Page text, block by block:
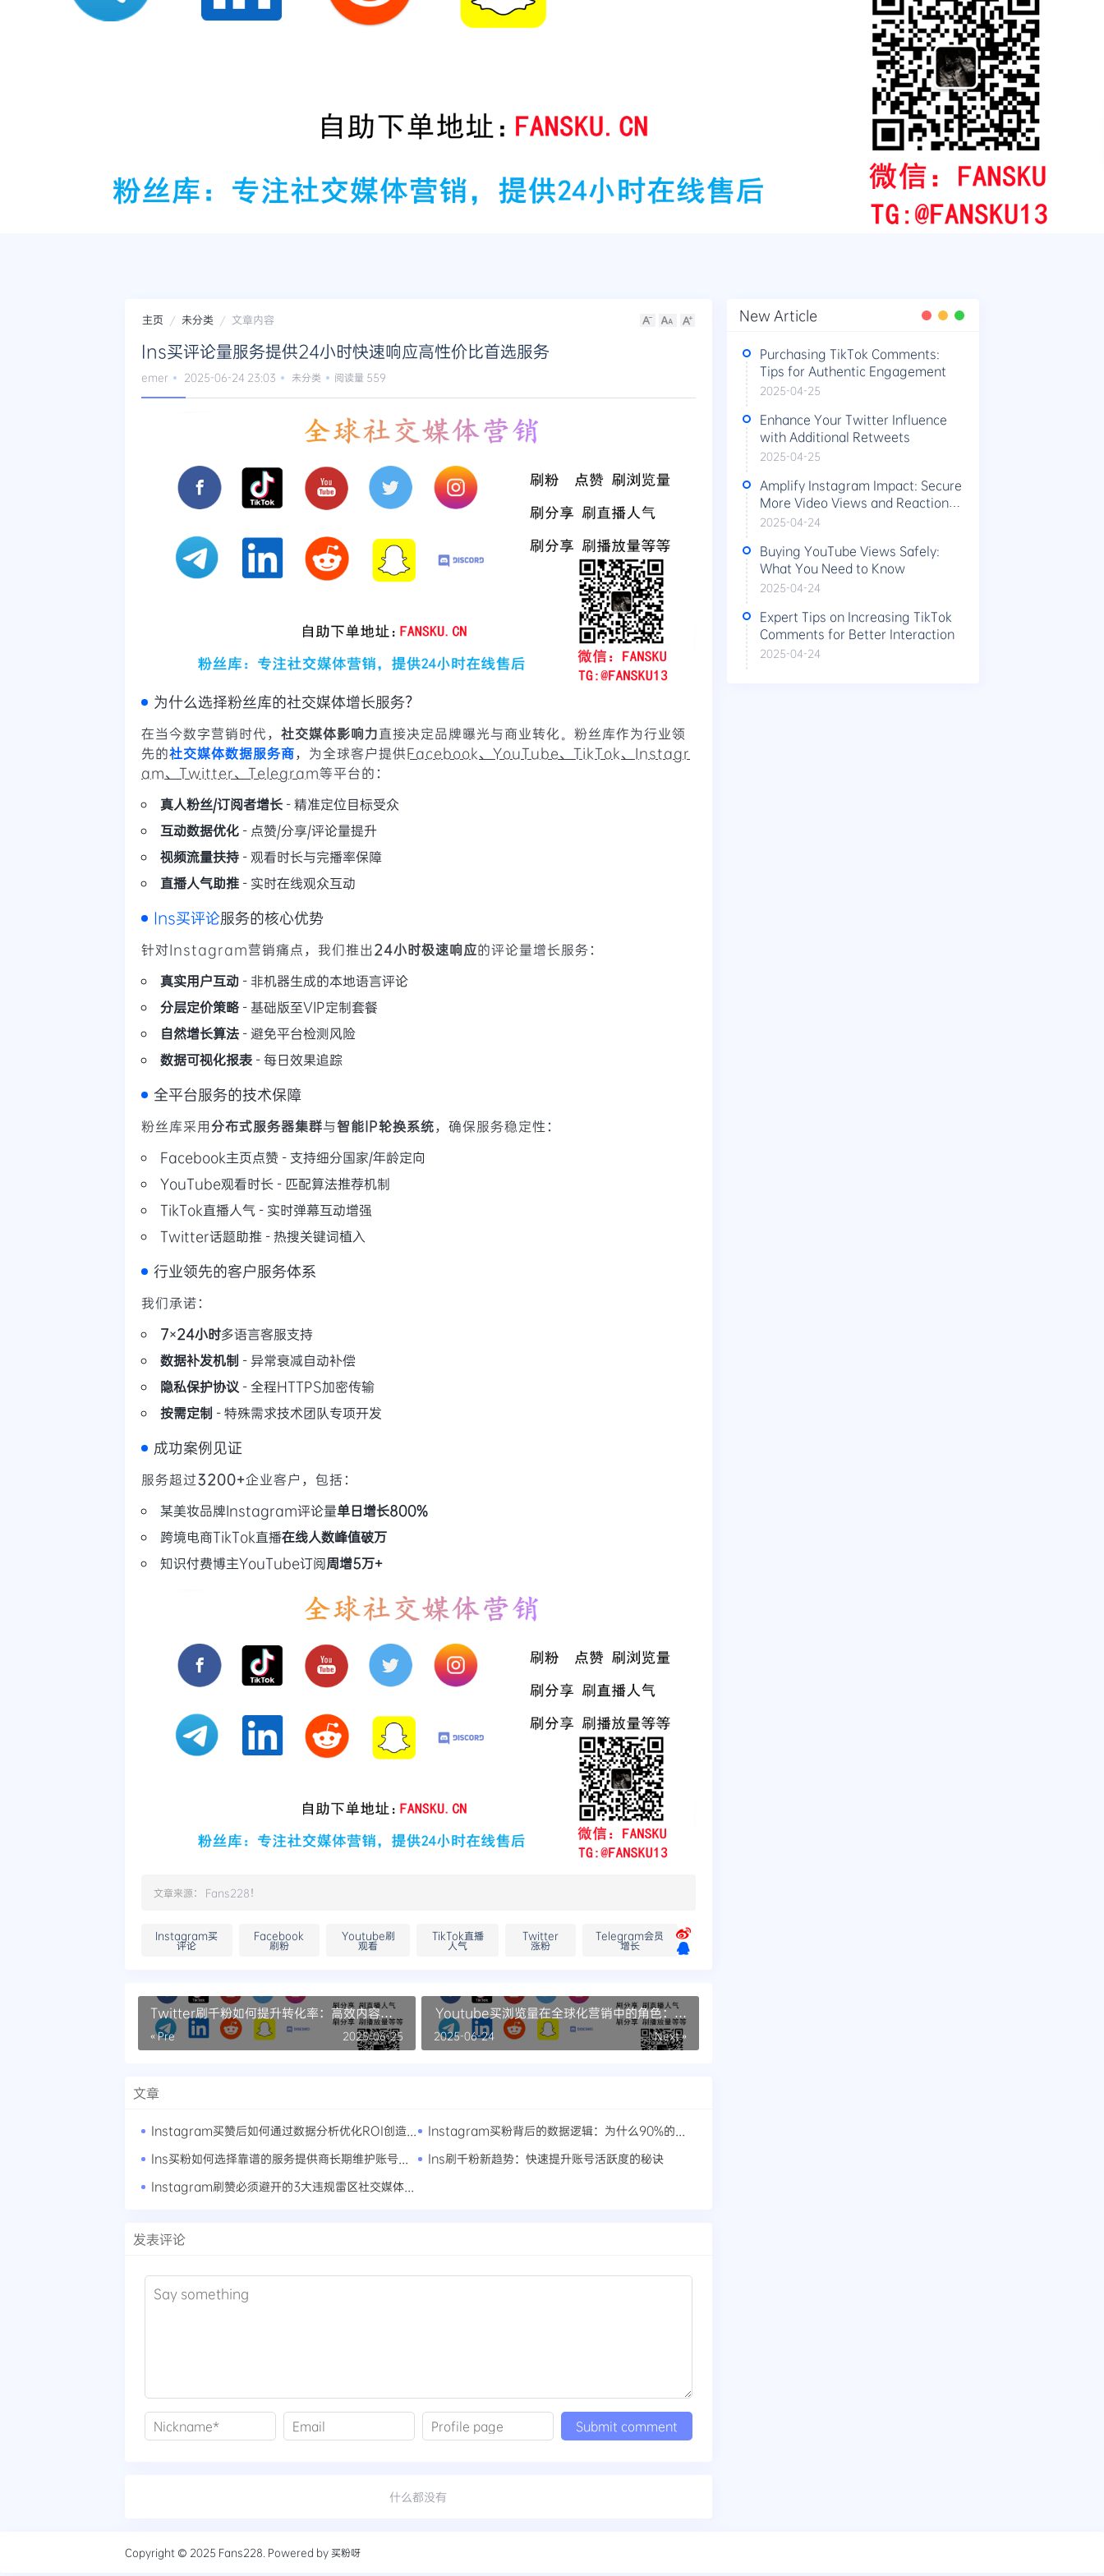
主页 未分类 文章内容
Ins买评论量服务提供24小时快速响应高性价比首选服务
emer 2025-06-24 23:03 未分类 阅读量 559
为什么选择粉丝库的社交媒体增长服务？
在当今数字营销时代， 社交媒体影响力直接决定品牌曝光与商业转化。粉丝库作为行业领
先的社交媒体数据服务商，为全球客户提供Facebook、YouTube、TikTok、Instagr
am、Twitter、Telegram等平台的：
真人粉丝/订阅者增长 - 精准定位目标受众
互动数据优化 - 点赞/分享/评论量提升
视频流量扶持 - 观看时长与完播率保障
直播人气助推 - 实时在线观众互动
Ins买评论服务的核心优势
针对Instagram营销痛点，我们推出24小时极速响应的评论量增长服务：
真实用户互动 - 非机器生成的本地语言评论
分层定价策略 - 基础版至VIP定制套餐
自然增长算法 - 避免平台检测风险
数据可视化报表 - 每日效果追踪
全平台服务的技术保障
粉丝库采用分布式服务器集群与智能IP轮换系统，确保服务稳定性：
Facebook主页点赞 - 支持细分国家/年龄定向
YouTube观看时长 - 匹配算法推荐机制
TikTok直播人气 - 实时弹幕互动增强
Twitter话题助推 - 热搜关键词植入
行业领先的客户服务体系
我们承诺：
7×24小时多语言客服支持
数据补发机制 - 异常衰减自动补偿
隐私保护协议 - 全程HTTPS加密传输
按需定制 - 特殊需求技术团队专项开发
成功案例见证
服务超过3200+企业客户，包括：
某美妆品牌Instagram评论量单日增长800%
跨境电商TikTok直播在线人数峰值破万
知识付费博主YouTube订阅周增5万+
文章来源： Fans228！
Instagram买
评论
Facebook
刷粉
Youtube刷
观看
TikTok直播
人气
Twitter
涨粉
Telegram会员
增长
Twitter刷千粉如何提升转化率：高效内容策
划与粉丝互动
« Pre 2025-06-25
Youtube买浏览量在全球化营销中的角色：如
何用数据优化全球营销策略
Next »
2025-06-24
文章
Ins刷千粉新趋势：快速提升账号活跃度的秘诀
发表评论
什么都没有
New Article
Purchasing TikTok Comments:
Tips for Authentic Engagement
2025-04-25
Enhance Your Twitter Influence
with Additional Retweets
2025-04-25
Amplify Instagram Impact: Secure
More Video Views and Reactions
Today
2025-04-24
Buying YouTube Views Safely:
What You Need to Know
2025-04-24
Expert Tips on Increasing TikTok
Comments for Better Interaction
2025-04-24
Copyright © 2025 Fans228 . Powered by买粉呀